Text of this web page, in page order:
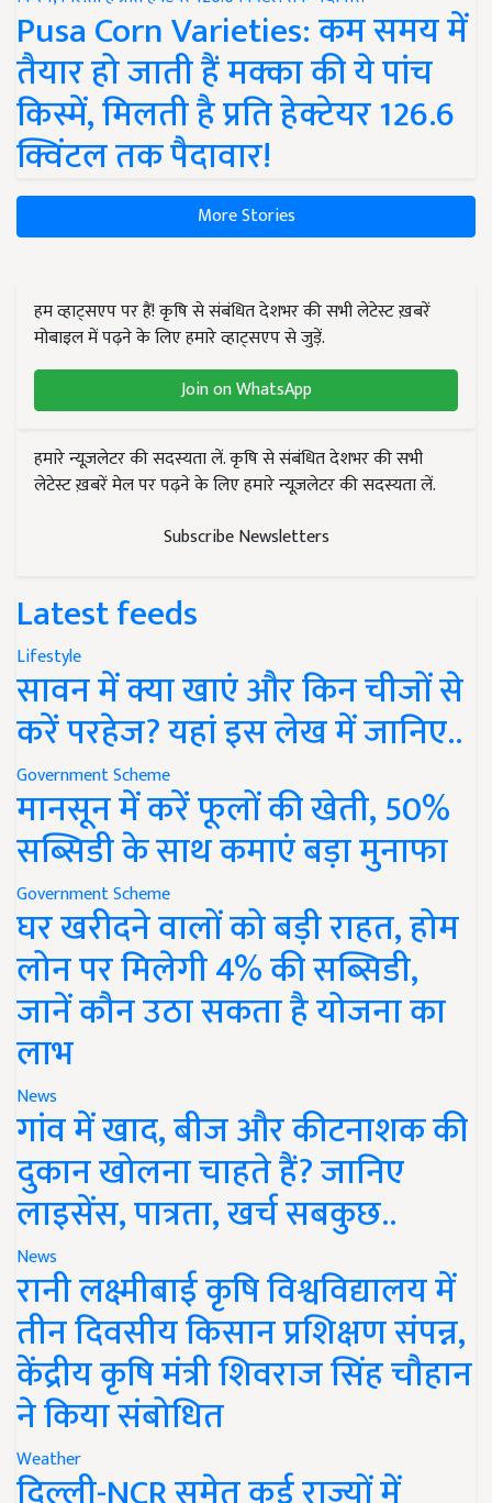
Pusa Corn Varieties: कम समय में
तैयार हो जाती हैं मक्का की ये पांच
किस्में, मिलती है प्रति हेक्टेयर 126.6
क्विंटल तक पैदावार!
More Stories
हम व्हाट्सएप पर हैं! कृषि से संबंधित देशभर की सभी लेटेस्ट ख़बरें
मोबाइल में पढ़ने के लिए हमारे व्हाट्सएप से जुड़ें.
Join on WhatsApp
हमारे न्यूज़लेटर की सदस्यता लें. कृषि से संबंधित देशभर की सभी
लेटेस्ट ख़बरें मेल पर पढ़ने के लिए हमारे न्यूज़लेटर की सदस्यता लें.
Subscribe Newsletters
Latest feeds
Lifestyle
सावन में क्या खाएं और किन चीजों से
करें परहेज? यहां इस लेख में जानिए..
Government Scheme
मानसून में करें फूलों की खेती, 50%
सब्सिडी के साथ कमाएं बड़ा मुनाफा
Government Scheme
घर खरीदने वालों को बड़ी राहत, होम
लोन पर मिलेगी 4% की सब्सिडी,
जानें कौन उठा सकता है योजना का
लाभ
News
गांव में खाद, बीज और कीटनाशक की
दुकान खोलना चाहते हैं? जानिए
लाइसेंस, पात्रता, खर्च सबकुछ..
News
रानी लक्ष्मीबाई कृषि विश्वविद्यालय में
तीन दिवसीय किसान प्रशिक्षण संपन्न,
केंद्रीय कृषि मंत्री शिवराज सिंह चौहान
ने किया संबोधित
Weather